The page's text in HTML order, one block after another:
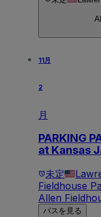
11月
2
月
PARKING
at Kansas
未定
Fieldhouse
Allen
パスを見る